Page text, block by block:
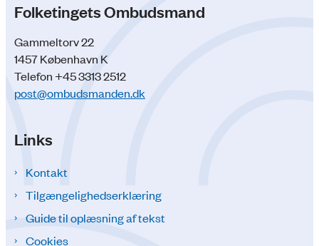
Folketingets Ombudsmand
Gammeltorv 22
1457 København K
Telefon +45 3313 2512
post@ombudsmanden.dk
Links
Kontakt
Tilgængelighedserklæring
Guide til oplæsning af tekst
Cookies